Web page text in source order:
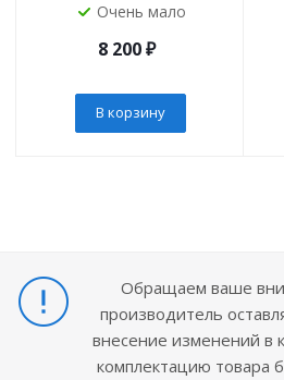
Очень мало
8 200₽
В корзину
Обращаем ваше
производитель
внесение изменений в
комплектацию товара